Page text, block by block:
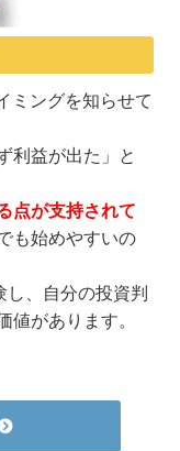
ミングを知らせて
利益が出た」と
点が支持されて
も始めやすいの
し、自分の投資判
値があります。